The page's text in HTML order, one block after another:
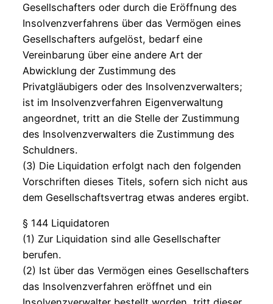
Gesellschafters oder durch die Eröffnung des
Insolvenzverfahrens über das Vermögen eines
Gesellschafters aufgelöst, bedarf eine
Vereinbarung über eine andere Art der
Abwicklung der Zustimmung des
Privatgläubigers oder des Insolvenzverwalters;
ist im Insolvenzverfahren Eigenverwaltung
angeordnet, tritt an die Stelle der Zustimmung
des Insolvenzverwalters die Zustimmung des
Schuldners.
(3) Die Liquidation erfolgt nach den folgenden
Vorschriften dieses Titels, sofern sich nicht aus
dem Gesellschaftsvertrag etwas anderes ergibt.
§ 144 Liquidatoren
(1) Zur Liquidation sind alle Gesellschafter
berufen.
(2) Ist über das Vermögen eines Gesellschafters
das Insolvenzverfahren eröffnet und ein